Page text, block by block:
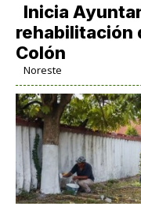
Inicia
rehabilitación
Colón
Noreste